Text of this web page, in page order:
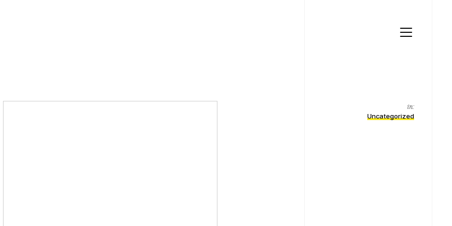
Menu
in:
Uncategorized